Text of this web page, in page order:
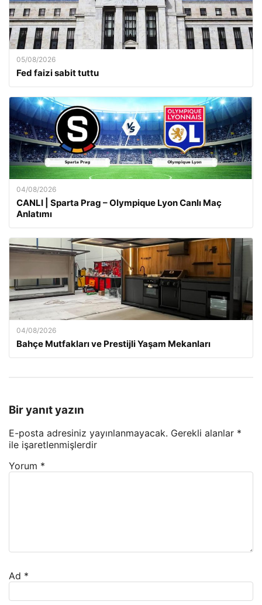
05/08/2026
Fed faizi sabit tuttu
04/08/2026
CANLI | Sparta Prag – Olympique Lyon Canlı Maç
Anlatımı
04/08/2026
Bahçe Mutfakları ve Prestijli Yaşam Mekanları
Bir yanıt yazın
E-posta adresiniz yayınlanmayacak. Gerekli alanlar *
ile işaretlenmişlerdir
Yorum *
Ad *